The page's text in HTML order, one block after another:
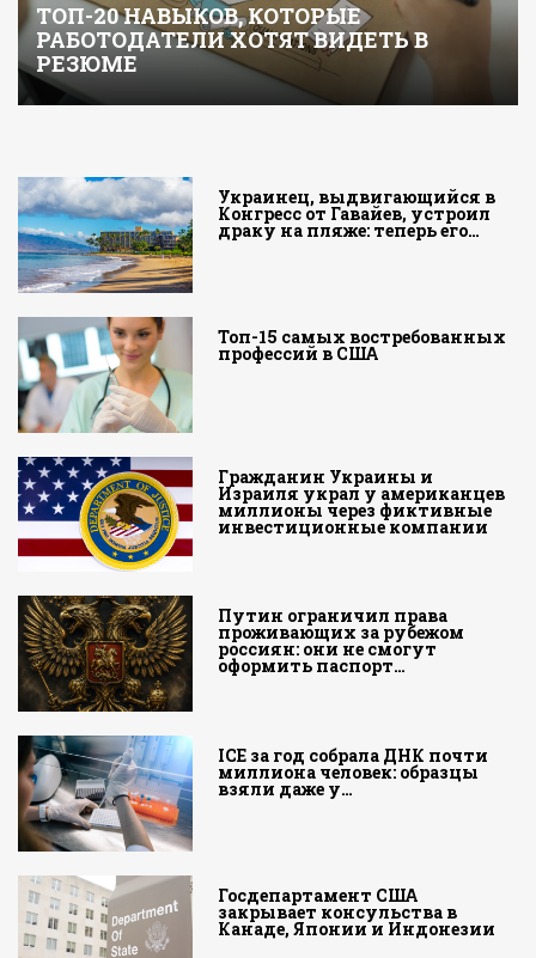
ТОП-20 НАВЫКОВ, КОТОРЫЕ
РАБОТОДАТЕЛИ ХОТЯТ ВИДЕТЬ В
РЕЗЮМЕ
Украинец, выдвигающийся в
Конгресс от Гавайев, устроил
драку на пляже: теперь его…
Топ-15 самых востребованных
профессий в США
Гражданин Украины и
Израиля украл у американцев
миллионы через фиктивные
инвестиционные компании
Путин ограничил права
проживающих за рубежом
россиян: они не смогут
оформить паспорт…
ICE за год собрала ДНК почти
миллиона человек: образцы
взяли даже у…
Госдепартамент США
закрывает консульства в
Канаде, Японии и Индонезии